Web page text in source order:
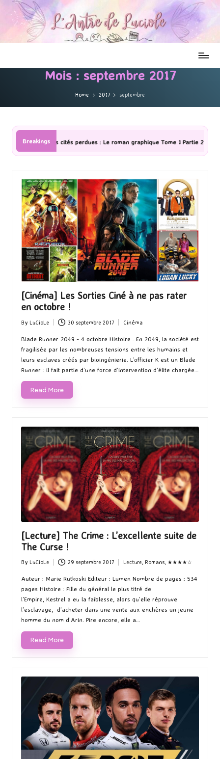
Mois : septembre 2017
Home 2017 septembre
Breakings
graphique Tome 1 Partie 2 [Série TV] The Madison : J’ai
[Cinéma] Les Sorties Ciné à ne pas rater
en octobre !
Posted
by
By LuCioLe 30 septembre 2017
Posted
in
Cinéma
Blade Runner 2049 - 4 octobre Histoire : En 2049, la société est
fragilisée par les nombreuses tensions entre les humains et
leurs esclaves créés par bioingénierie. L’officier K est un Blade
Runner : il fait partie d’une force d’intervention d’élite chargée…
Read More
[Lecture] The Crime : L’excellente suite de
The Curse !
Posted
by
By LuCioLe 29 septembre 2017
in
Lecture, Romans, ★★★★☆
Auteur : Marie Rutkoski Editeur : Lumen Nombre de pages : 534
pages Histoire : Fille du général le plus titré de
l’Empire, Kestrel a eu la faiblesse, alors qu’elle réprouve
l’esclavage, d’acheter dans une vente aux enchères un jeune
homme du nom d’Arin. Pire encore, elle a…
Read More